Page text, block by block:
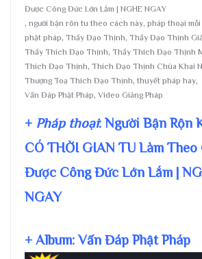
Được Công Đức Lớn Lắm | NGHE NGAY
, người bận rôn tu theo cách này, pháp thoại mỗi
phật pháp, Thầy Đạo Thịnh, Thầy Đạo Thịnh
Thầy Thích Đạo Thịnh, Thầy Thích Đạo Thịnh
Thích Đạo Thịnh, Thích Đạo Thịnh Chùa Khai
Thượng Toạ Thích Đạo Thịnh, thuyết pháp hay,
Vấn Đáp Phật Pháp, Video Giảng Pháp
+ Pháp thoại: Người Bận Rộn
CÓ THỜI GIAN TU Làm Theo
Được Công Đức Lớn Lắm |
NGAY
+ Album: Vấn Đáp Phật Pháp